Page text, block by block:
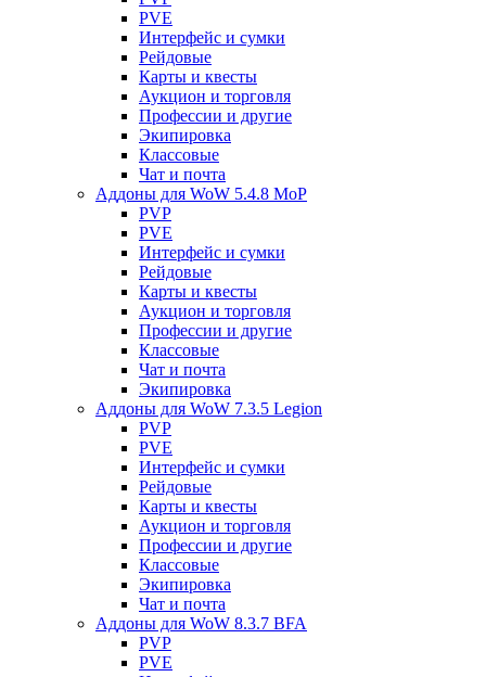
PVE
Интерфейс и сумки
Рейдовые
Карты и квесты
Аукцион и торговля
Профессии и другие
Экипировка
Классовые
Чат и почта
Аддоны для WoW 5.4.8 MoP
PVP
PVE
Интерфейс и сумки
Рейдовые
Карты и квесты
Аукцион и торговля
Профессии и другие
Классовые
Чат и почта
Экипировка
Аддоны для WoW 7.3.5 Legion
PVP
PVE
Интерфейс и сумки
Рейдовые
Карты и квесты
Аукцион и торговля
Профессии и другие
Классовые
Экипировка
Чат и почта
Аддоны для WoW 8.3.7 BFA
PVP
PVE